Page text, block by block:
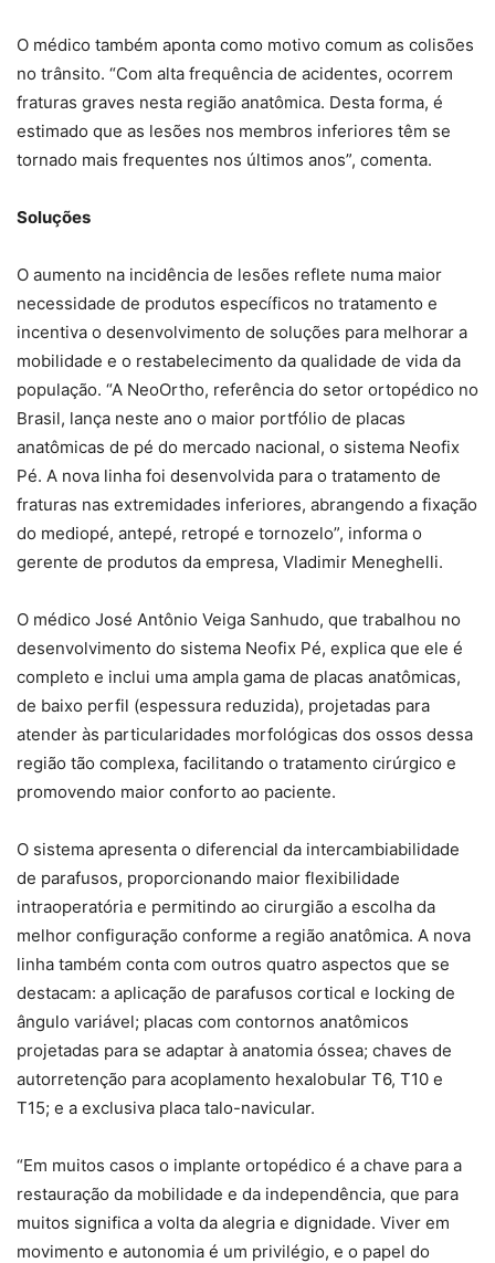
O médico também aponta como motivo comum as colisões
no trânsito. “Com alta frequência de acidentes, ocorrem
fraturas graves nesta região anatômica. Desta forma, é
estimado que as lesões nos membros inferiores têm se
tornado mais frequentes nos últimos anos”, comenta.
Soluções
O aumento na incidência de lesões reflete numa maior
necessidade de produtos específicos no tratamento e
incentiva o desenvolvimento de soluções para melhorar a
mobilidade e o restabelecimento da qualidade de vida da
população. “A NeoOrtho, referência do setor ortopédico no
Brasil, lança neste ano o maior portfólio de placas
anatômicas de pé do mercado nacional, o sistema Neofix
Pé. A nova linha foi desenvolvida para o tratamento de
fraturas nas extremidades inferiores, abrangendo a fixação
do mediopé, antepé, retropé e tornozelo”, informa o
gerente de produtos da empresa, Vladimir Meneghelli.
O médico José Antônio Veiga Sanhudo, que trabalhou no
desenvolvimento do sistema Neofix Pé, explica que ele é
completo e inclui uma ampla gama de placas anatômicas,
de baixo perfil (espessura reduzida), projetadas para
atender às particularidades morfológicas dos ossos dessa
região tão complexa, facilitando o tratamento cirúrgico e
promovendo maior conforto ao paciente.
O sistema apresenta o diferencial da intercambiabilidade
de parafusos, proporcionando maior flexibilidade
intraoperatória e permitindo ao cirurgião a escolha da
melhor configuração conforme a região anatômica. A nova
linha também conta com outros quatro aspectos que se
destacam: a aplicação de parafusos cortical e locking de
ângulo variável; placas com contornos anatômicos
projetadas para se adaptar à anatomia óssea; chaves de
autorretenção para acoplamento hexalobular T6, T10 e
T15; e a exclusiva placa talo-navicular.
“Em muitos casos o implante ortopédico é a chave para a
restauração da mobilidade e da independência, que para
muitos significa a volta da alegria e dignidade. Viver em
movimento e autonomia é um privilégio, e o papel do